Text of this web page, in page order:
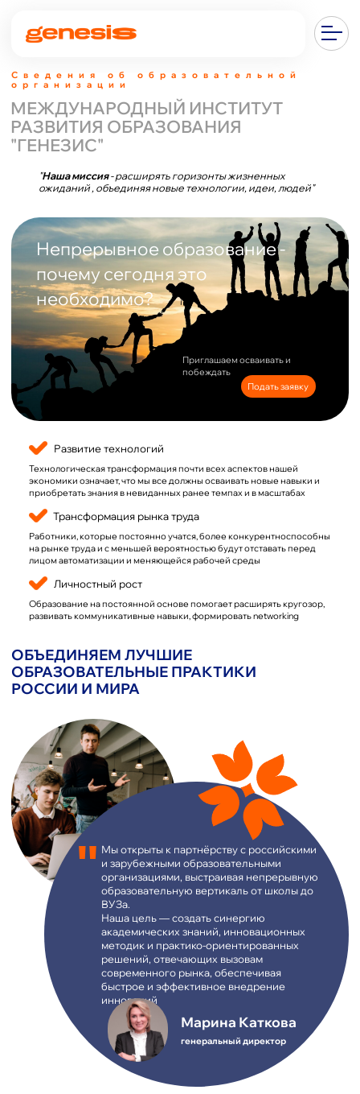
МЕЖДУНАРОДНЫЙ ИНСТИТУТ
РАЗВИТИЯ ОБРАЗОВАНИЯ
"ГЕНЕЗИС"
"Наша миссия- расширять горизонты жизненных
ожиданий , объединяя новые технологии, идеи, людей"
Непрерывное образование -
почему сегодня это
Приглашаем осваивать и
Технологическая трансформация почти всех аспектов нашей
экономики означает, что мы все должны осваивать новые навыки и
приобретать знания в невиданных ранее темпах и в масштабах
развивать коммуникативные навыки, формировать networking
Работники, которые постоянно учатся, более конкурентноспособны
на рынке труда и с меньшей вероятностью будут отставать перед
лицом автоматизации и меняющейся рабочей среды
Развитие технологий
Трансформация рынка труда
Подать заявку
ОБЪЕДИНЯЕМ ЛУЧШИЕ
ОБРАЗОВАТЕЛЬНЫЕ ПРАКТИКИ
РОССИИ И МИРА
Мы открыты к партнёрству с российскими
и зарубежными образовательными
Наша цель — создать синергию
академических знаний, инновационных
методик и практико-ориентированных
решений, отвечающих вызовам
современного рынка, обеспечивая
генеральный директор
Марина Каткова
"
Приглашаем к сотрудничеству школы
Приглашаем к сотрудничеству ВУЗы
КОРПОРАТИВНЫМ ЗАКАЗЧИКАМ